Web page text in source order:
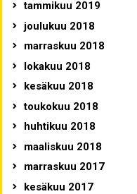
tammikuu 2019
joulukuu 2018
marraskuu 2018
lokakuu 2018
kesäkuu 2018
toukokuu 2018
huhtikuu 2018
maaliskuu 2018
marraskuu 2017
kesäkuu 2017